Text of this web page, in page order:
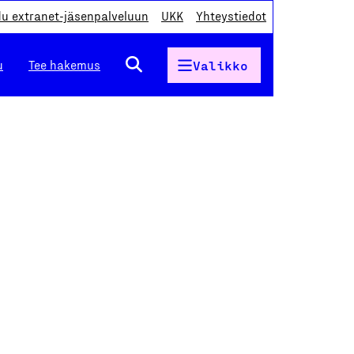
extranet-jäsenpalveluun UKK Yhteystiedot
Tee hakemus Valikko